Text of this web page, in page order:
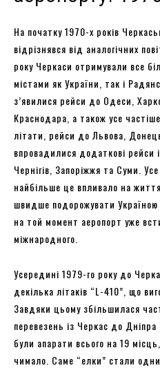
На початку 1970-х років
відрізнявся від аналогічних
року Черкаси отримували все
містами як України, так і
з’явилися рейси до Одеси,
Краснодара, а також усе
літати, рейси до Львова,
впровадилися додаткові рейси
Чернігів, Запоріжжя та Суми.
найбільше це впливало на
швидше подорожувати Україною
на той момент аеропорт уже
міжнародного.
Усередині 1979-го року до
декілька літаків “L-410”, що
Завдяки цьому збільшилася
перевезень із Черкас до
були апарати всього на 19
чимало. Саме “елки” стали